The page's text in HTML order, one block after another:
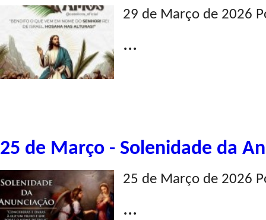
29 de Março de 2026
...
25 de Março - Solenidade da
25 de Março de 2026
...